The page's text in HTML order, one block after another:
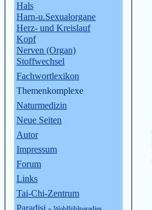
Hals
Harn-u.Sexualorgane
Herz- und Kreislauf
Kopf
Nerven (Organ)
Stoffwechsel
Fachwortlexikon
Themenkomplexe
Naturmedizin
Neue Seiten
Autor
Impressum
Forum
Links
Tai-Chi-Zentrum
Paradisi -